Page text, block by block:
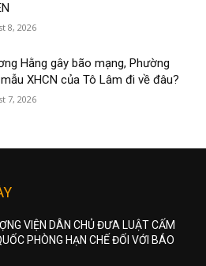
8, 2026
Hằng gây bão mạng, Phường
XHCN của Tô Lâm đi về đâu?
7, 2026
VIỆN DÂN CHỦ ĐƯA LUẬT CẤM
PHÒNG HẠN CHẾ ĐỐI VỚI BÁO